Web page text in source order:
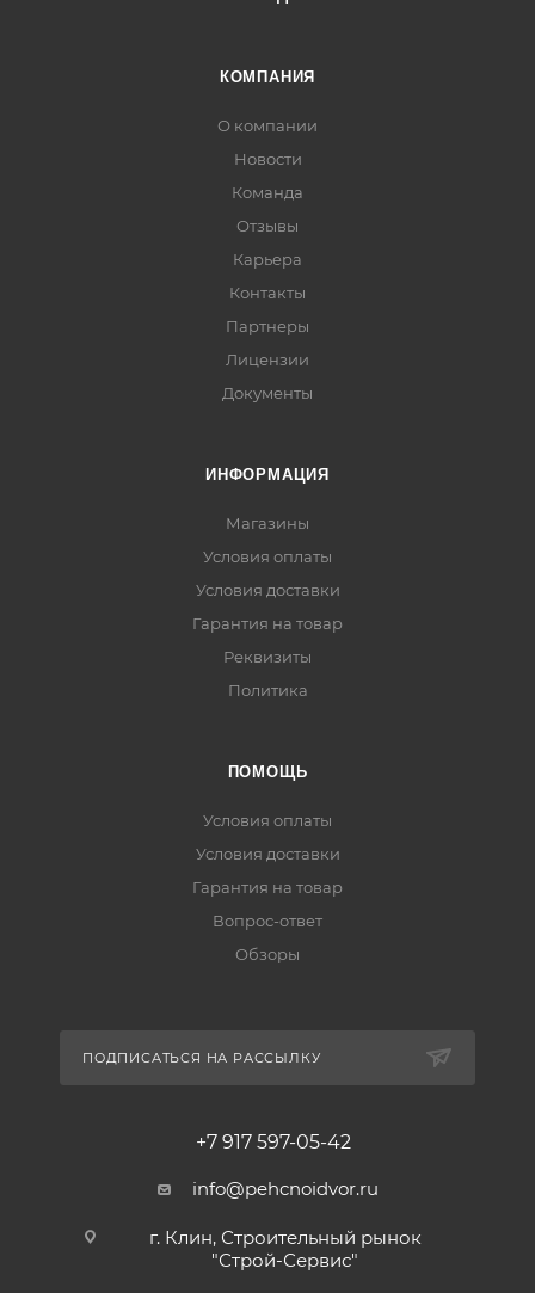
КОМПАНИЯ
О компании
Новости
Команда
Отзывы
Карьера
Контакты
Партнеры
Лицензии
Документы
ИНФОРМАЦИЯ
Магазины
Условия оплаты
Условия доставки
Гарантия на товар
Реквизиты
Политика
ПОМОЩЬ
Условия оплаты
Условия доставки
Гарантия на товар
Вопрос-ответ
Обзоры
ПОДПИСАТЬСЯ НА РАССЫЛКУ
+7 917 597-05-42
info@pehcnoidvor.ru
г. Клин, Строительный рынок
"Строй-Сервис"